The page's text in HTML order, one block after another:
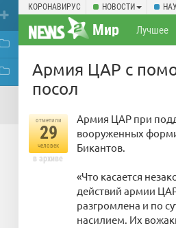
КОРОНАВИРУС НОВОСТИ
Мир Лучшее
Армия ЦАР с
посол
отметили
29
человек
в архиве
Армия ЦАР при
вооруженных
Бикантов.
«Что касается
действий армии
разгромлена и по
насилием. Их